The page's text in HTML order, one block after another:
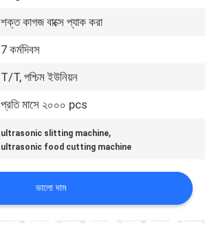
শক্ত কাগজ বাক্সে প্যাক করা
7 কর্মদিবস
T/T, পশ্চিম ইউনিয়ন
প্রতি মাসে ২০০০ pcs
ultrasonic slitting machine,
ultrasonic food cutting machine
ভালো দাম